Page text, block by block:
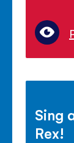
Sing
Rex!